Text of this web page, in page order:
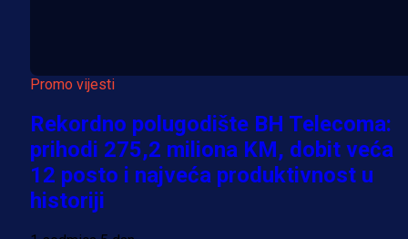
Promo vijesti
Rekordno polugodište BH Telecoma:
prihodi 275,2 miliona KM, dobit veća
12 posto i najveća produktivnost u
historiji